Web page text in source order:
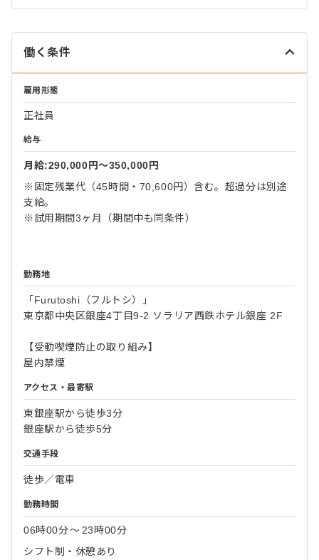
働く条件
雇用形態
正社員
給与
月給:290,000円〜350,000円
※固定残業代（45時間・70,600円）含む。超過分は別途
支給。
※試用期間3ヶ月（期間中も同条件）
勤務地
「Furutoshi（フルトシ）」
東京都中央区銀座4丁目9-2 ソラリア西鉄ホテル銀座 2F
【受動喫煙防止の取り組み】
屋内禁煙
アクセス・最寄駅
東銀座駅から徒歩3分
銀座駅から徒歩5分
交通手段
徒歩／電車
勤務時間
06時00分〜 23時00分
シフト制・休憩あり